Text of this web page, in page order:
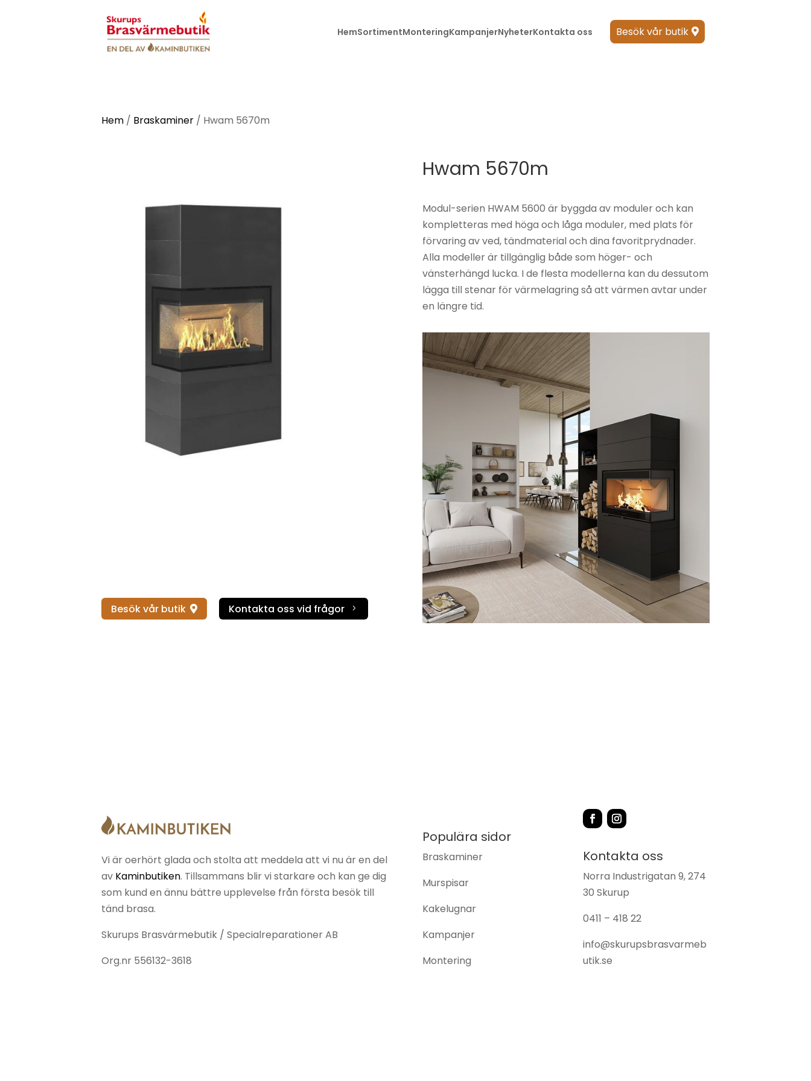
HemSortiment
Etanolkamin
Grillar &
grilltillbehör
Kakelugnar
Kamintillbehör
Kassetter &
insatser
Murspisar
Vedspisar
Contura
HWAM
JC Bordelet
Josef
Jøtul
Keddy
Kamado Joe
Lohberger
Napoleon
Nordpeis
Rais
RIKA
Scanspis
STUV
Termatech
Tulikivi
MonteringKampanjerNyheterKontakta oss Besök vår butik 
Hem / Braskaminer / Hwam 5670m
Besök vår butik  Kontakta oss vid frågor 5
Hwam 5670m
Modul-serien HWAM 5600 är byggda av moduler och kan
kompletteras med höga och låga moduler, med plats för
förvaring av ved, tändmaterial och dina favoritprydnader.
Alla modeller är tillgänglig både som höger- och
vänsterhängd lucka. I de flesta modellerna kan du dessutom
lägga till stenar för värmelagring så att värmen avtar under
en längre tid.
Vi är oerhört glada och stolta att meddela att vi nu är en del
av Kaminbutiken. Tillsammans blir vi starkare och kan ge dig
som kund en ännu bättre upplevelse från första besök till
tänd brasa.
Skurups Brasvärmebutik / Specialreparationer AB
Org.nr 556132-3618
Populära sidor
Braskaminer
Murspisar
Kakelugnar
Kampanjer
Montering
Kontakta oss
Norra Industrigatan 9, 274
30 Skurup
0411 – 418 22
info@skurupsbrasvarmeb
utik.se